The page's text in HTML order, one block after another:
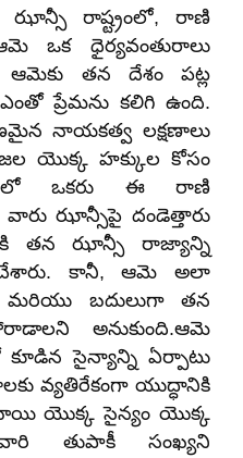
ఝాన్సీ రాష్ట్రంలో, రాణి
ఒక ధైర్యవంతురాలు
ఆమెకు తన దేశం పట్ల
ప్రేమను కలిగి ఉంది.
నాయకత్వ లక్షణాలు
యొక్క హక్కుల కోసం
ఒకరు ఈ రాణి
వారు ఝాన్సీపై దండెత్తారు
తన ఝాన్సీ రాజ్యాన్ని
కానీ, ఆమె అలా
బదులుగా తన
అనుకుంది.ఆమె
కూడిన సైన్యాన్ని ఏర్పాటు
వ్యతిరేకంగా యుద్ధానికి
యొక్క సైన్యం యొక్క
తుపాకీ సంఖ్యని